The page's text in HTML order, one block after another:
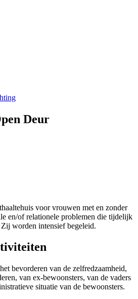
Deur
voor vrouwen met en zonder
en/of relationele problemen die tijdelijk
worden intensief begeleid.
bevorderen van de zelfredzaamheid,
van ex-bewoonsters, van de vaders
situatie van de bewoonsters.